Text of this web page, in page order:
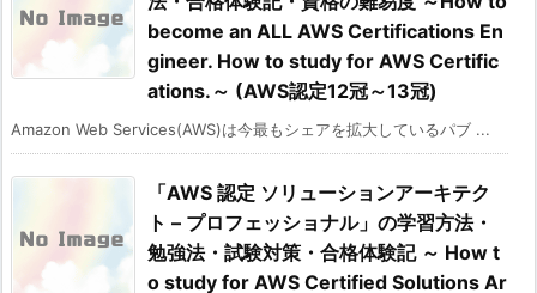
become an ALL AWS Certifications En
gineer. How to study for AWS Certific
ations.～ (AWS認定12冠～13冠)
Amazon Web Services(AWS)は今最もシェアを拡大しているパブ ...
「AWS 認定 ソリューションアーキテク
ト – プロフェッショナル」の学習方法・
勉強法・試験対策・合格体験記 ～ How t
o study for AWS Certified Solutions Ar